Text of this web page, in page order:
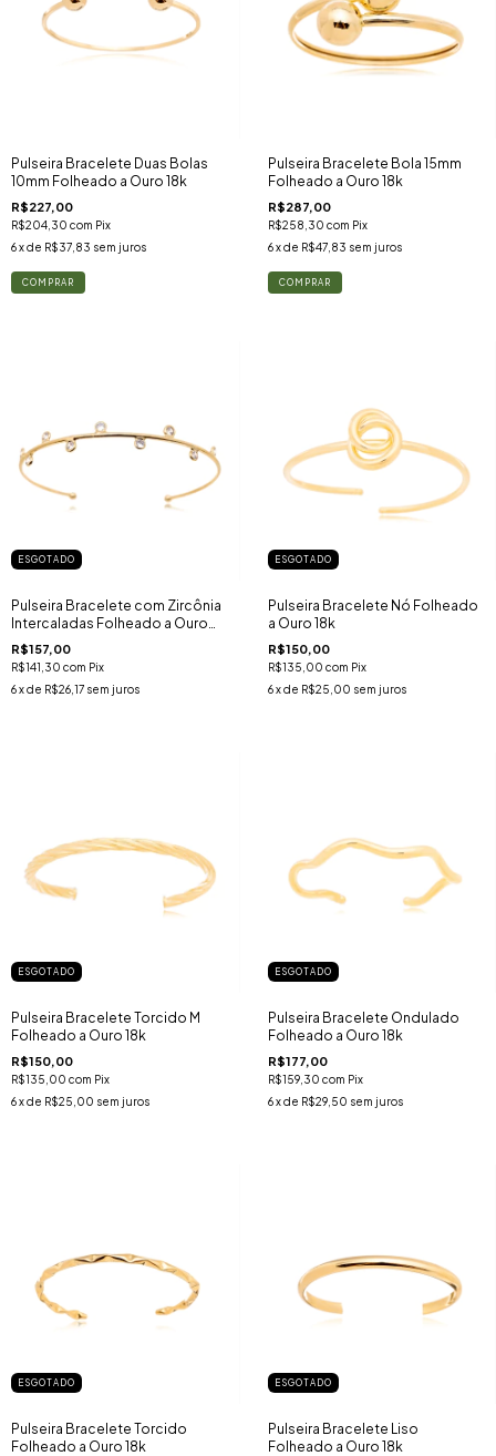
Pulseira Bracelete Duas Bolas
10mm Folheado a Ouro 18k
R$227,00
R$204,30 com Pix
6x de R$37,83 sem juros
Pulseira Bracelete Bola 15mm
Folheado a Ouro 18k
R$287,00
R$258,30 com Pix
6 x de R$47,83 sem juros
ESGOTADO
Pulseira Bracelete com Zircônia
Intercaladas Folheado a Ouro
18k
R$157,00
R$141,30 com Pix
6x de R$26,17 sem juros
ESGOTADO
Pulseira Bracelete Nó Folheado
a Ouro 18k
R$150,00
R$135,00 com Pix
6 x de R$25,00 sem juros
ESGOTADO
Pulseira Bracelete Torcido M
Folheado a Ouro 18k
R$150,00
R$135,00 com Pix
6x de R$25,00 sem juros
ESGOTADO
Pulseira Bracelete Ondulado
Folheado a Ouro 18k
R$177,00
R$159,30 com Pix
6 x de R$29,50 sem juros
ESGOTADO
Pulseira Bracelete Torcido
Folheado a Ouro 18k
ESGOTADO
Pulseira Bracelete Liso
Folheado a Ouro 18k